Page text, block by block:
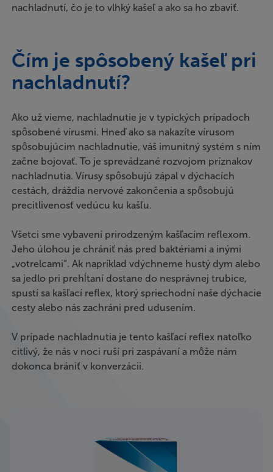
nachladnutí, čo je to vlhký kašeľ a ako sa ho zbaviť.
Čím je spôsobený kašeľ pri
nachladnutí?
Ako už vieme, nachladnutie je v typických prípadoch
spôsobené vírusmi. Hneď ako sa nakazíte vírusom
spôsobujúcim nachladnutie, váš imunitný systém s ním
začne bojovať. To je sprevádzané rozvojom príznakov
nachladnutia. Vírusy spôsobujú zápal v dýchacích
cestách, dráždia nervové zakončenia a spôsobujú
precitlivenosť vedúcu ku kašľu.
Všetci sme vybavení prirodzeným kašľacím reflexom.
Jeho úlohou je chrániť nás pred baktériami a inými
„votrelcami“. Ak napríklad vdýchneme hustý dym alebo
sa jedlo pri prehĺtaní dostane do nesprávnej trubice,
spustí sa kašľací reflex, ktorý spriechodní naše dýchacie
cesty alebo nás zachráni pred udusením.
V prípade nachladnutia je tento kašľací reflex natoľko
citlivý, že nás v noci ruší pri zaspávaní a môže nám
dokonca brániť v konverzácii.